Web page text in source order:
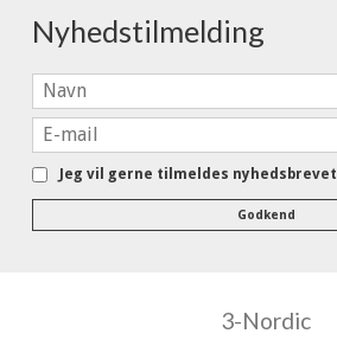
Nyhedstilmelding
Jeg vil gerne tilmeldes nyhedsbrevet
Godkend
3-Nordic